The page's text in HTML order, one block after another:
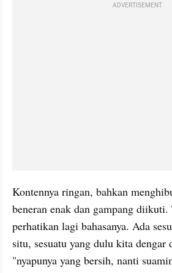
ADVERTISEMENT
Kontennya ringan, bahkan
beneran enak dan gampang diikuti.
perhatikan lagi bahasanya. Ada
situ, sesuatu yang dulu kita dengar
"nyapunya yang bersih, nanti